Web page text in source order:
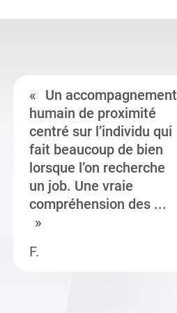
Un accompagnement
humain de proximité
centré sur l’individu qui
fait beaucoup de bien
lorsque l’on recherche
un job. Une vraie
compréhension des ...
F.